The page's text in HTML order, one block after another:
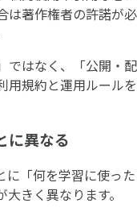
は著作権者の許諾が必
ではなく、「公開・配
用規約と運用ルールを
に異なる
に「何を学習に使った
きく異なります。